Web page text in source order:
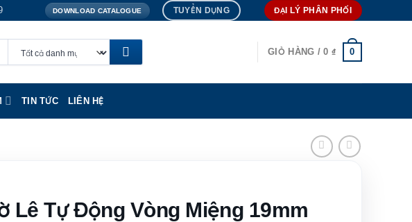
DOWNLOAD CATALOGUE TUYỂN DỤNG ĐẠI LÝ PHÂN PHỐI
GIỎ HÀNG /0 ₫ 0
TIN TỨC LIÊN HỆ
Lê Tự Động Vòng Miệng 19mm